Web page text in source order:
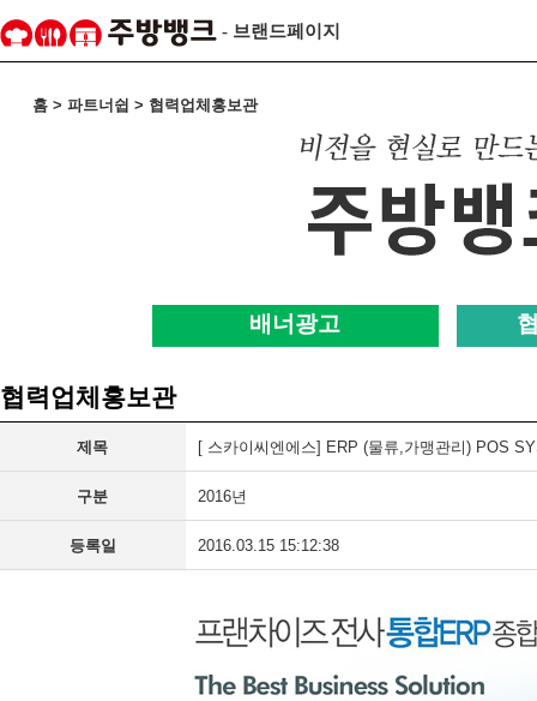
- 브랜드페이지
홈 > 파트너쉽 > 협력업체홍보관
배너광고
협력업체홍보관
제목 [ 스카이씨엔에스] ERP (물류,가맹관리) POS
구분 2016년
등록일 2016.03.15 15:12:38